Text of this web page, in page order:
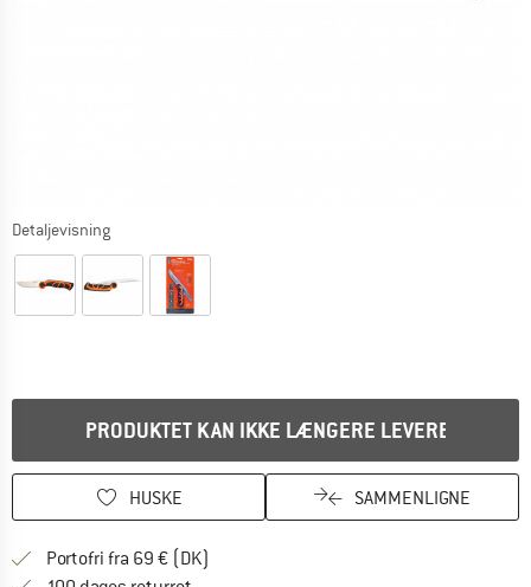
Detaljevisning
PRODUKTET KAN IKKE LÆNGERE LEVERES
HUSKE SAMMENLIGNE
Portofri fra 69 € (DK)